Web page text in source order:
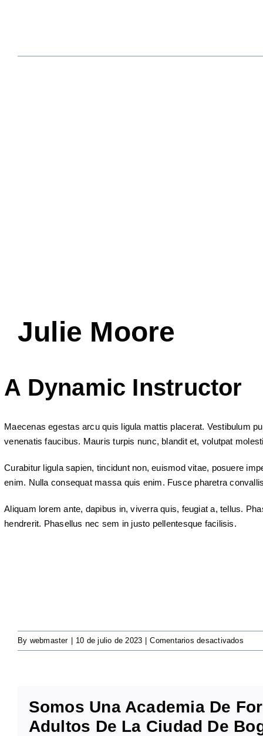
Julie Moore
A Dynamic Instructor
Maecenas egestas arcu quis ligula mattis placerat. Vestibulum
venenatis faucibus. Mauris turpis nunc, blandit et, volutpat
Curabitur ligula sapien, tincidunt non, euismod vitae, posuere
enim. Nulla consequat massa quis enim. Fusce pharetra
Aliquam lorem ante, dapibus in, viverra quis, feugiat a, tellus.
hendrerit. Phasellus nec sem in justo pellentesque facilisis.
By webmaster 10 de julio de 2023 Comentarios desactivadosen
Julie
Somos Una Academia De
Adultos De La Ciudad De